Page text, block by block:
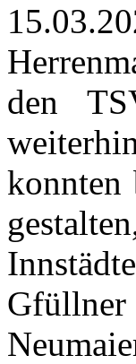
den
konnten